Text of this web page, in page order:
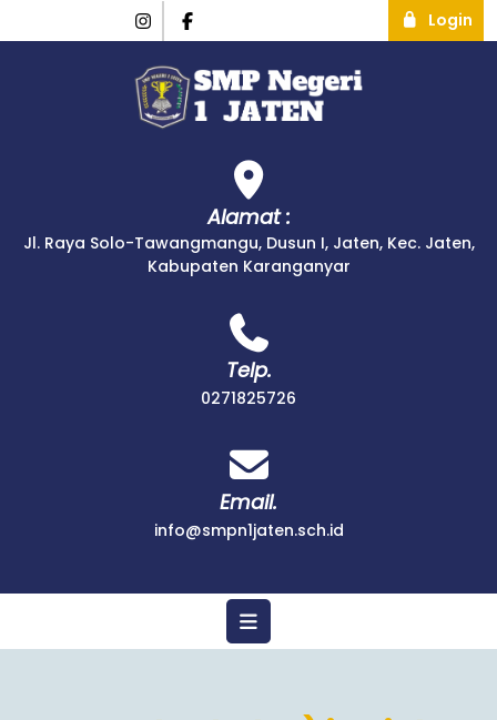
Login
Alamat :
Jl. Raya Solo-Tawangmangu, Dusun I, Jaten, Kec. Jaten,
Kabupaten Karanganyar
Telp.
0271825726
Email.
info@smpn1jaten.sch.id